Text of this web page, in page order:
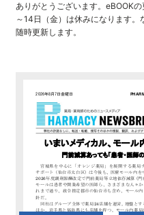
ありがとうございます。eBOOKの
～14日（金）は休みになります。
随時更新します。